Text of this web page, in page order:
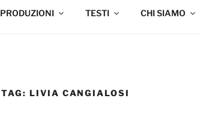
PRODUZIONI TESTI CHI SIAMO
TAG: LIVIA CANGIALOSI